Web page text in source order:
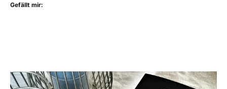
Gefällt mir: